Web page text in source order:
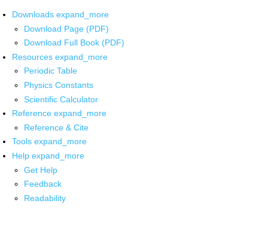
Downloads expand_more
Download Page (PDF)
Download Full Book (PDF)
Resources expand_more
Periodic Table
Physics Constants
Scientific Calculator
Reference expand_more
Reference & Cite
Tools expand_more
Help expand_more
Get Help
Feedback
Readability